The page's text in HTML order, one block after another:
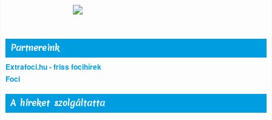
Partnereink
Extrafoci.hu - friss focihírek
Foci
A híreket szolgáltatta